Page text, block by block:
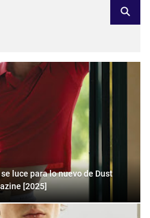
luce para lo nuevo de Dust
[2025]